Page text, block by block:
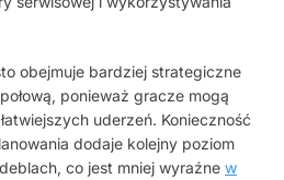
obejmuje bardziej strategiczne
ponieważ gracze mogą
uderzeń. Konieczność
dodaje kolejny poziom
co jest mniej wyraźne w